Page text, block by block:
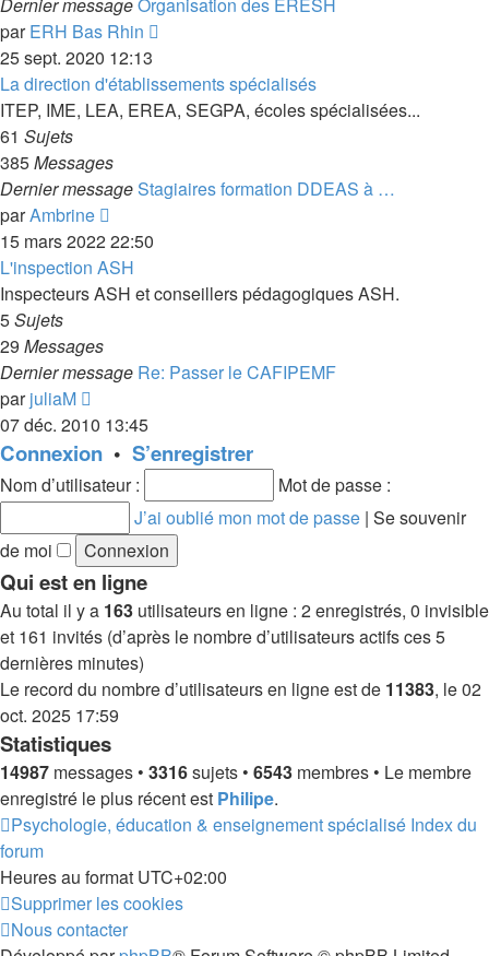
parERH Bas Rhin
dernier
message
25 sept. 2020 12:13
La direction d'établissements spécialisés
ITEP, IME, LEA, EREA, SEGPA, écoles spécialisées...
61 Sujets
385Messages
Dernier messageStagiaires formation DDEAS à …
parAmbrine
le
dernier
message
15 mars 2022 22:50
L'inspection ASH
Inspecteurs ASH et conseillers pédagogiques ASH.
5Sujets
29 Messages
Dernier message Re: Passer le CAFIPEMF
parjuliaM
le
dernier
message
07 déc. 2010 13:45
Connexion • S’enregistrer
Nom d’utilisateur :
Mot de passe :
J’ai oublié mon mot de passe | Se souvenir
de moi
Qui est en ligne
Au total il y a 163 utilisateurs en ligne : 2 enregistrés, 0 invisible
et 161 invités (d’après le nombre d’utilisateurs actifs ces 5
dernières minutes)
Le record du nombre d’utilisateurs en ligne est de 11383, le 02
oct. 2025 17:59
Statistiques
14987 messages • 3316sujets • 6543 membres • Le membre
enregistré le plus récent est Philipe.
Psychologie, éducation & enseignement spécialisé Index du
forum
Heures au format UTC+02:00
Supprimer les cookies
Nous contacter